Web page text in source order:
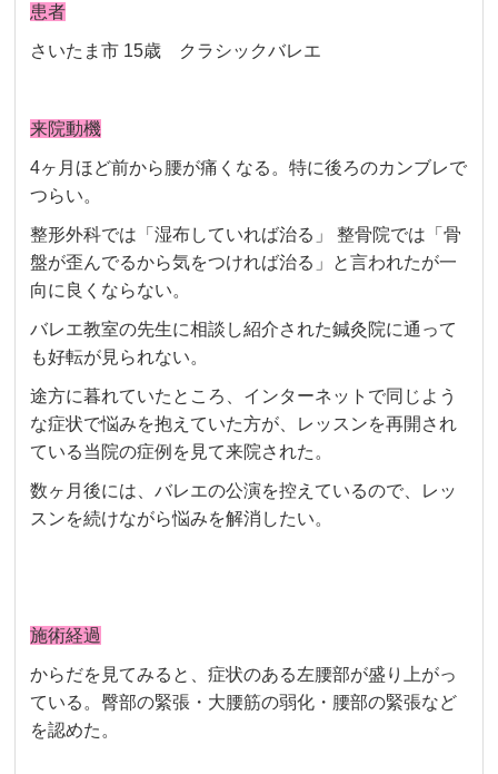
患者
さいたま市 15歳 クラシックバレエ
来院動機
4ヶ月ほど前から腰が痛くなる。特に後ろのカンブレで
つらい。
整形外科では「湿布していれば治る」 整骨院では「骨
盤が歪んでるから気をつければ治る」と言われたが一
向に良くならない。
バレエ教室の先生に相談し紹介された鍼灸院に通って
も好転が見られない。
途方に暮れていたところ、インターネットで同じよう
な症状で悩みを抱えていた方が、レッスンを再開され
ている当院の症例を見て来院された。
数ヶ月後には、バレエの公演を控えているので、レッ
スンを続けながら悩みを解消したい。
施術経過
からだを見てみると、症状のある左腰部が盛り上がっ
ている。臀部の緊張・大腰筋の弱化・腰部の緊張など
を認めた。